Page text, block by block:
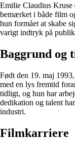
Emilie Claudius Kruse
bemærket i både film
hun formået at skabe
varigt indtryk på
Baggrund og
Født den 19. maj
med en lys fremtid
tidligt, og hun har
dedikation og talent
industri.
Filmkarriere